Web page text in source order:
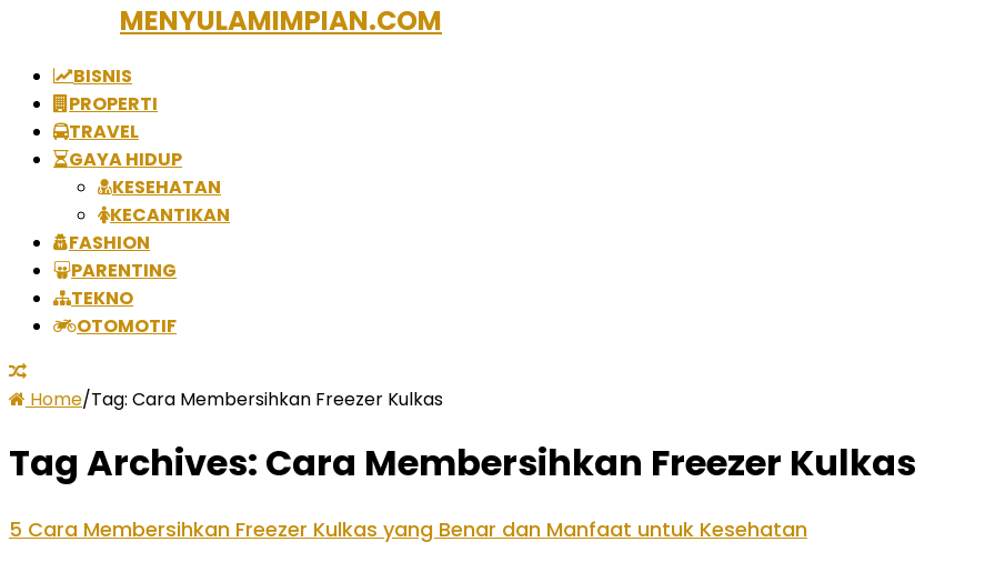
MENYULAMIMPIAN.COM
BISNIS
PROPERTI
TRAVEL
GAYA HIDUP
KESEHATAN
KECANTIKAN
FASHION
PARENTING
TEKNO
OTOMOTIF
Home/Tag: Cara Membersihkan Freezer Kulkas
Tag Archives: Cara Membersihkan Freezer Kulkas
5 Cara Membersihkan Freezer Kulkas yang Benar dan Manfaat untuk Kesehatan